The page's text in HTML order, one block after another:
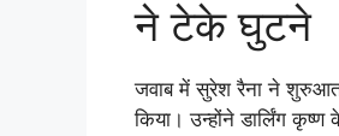
ने टेके घुटने
जवाब में सुरेश रैना ने शुरुआत
किया। उन्होंने डार्लिंग